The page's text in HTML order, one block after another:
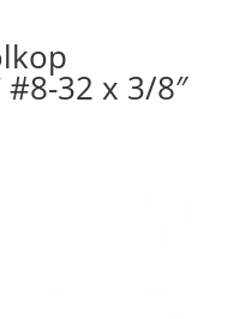
#8-32 x 3/8″